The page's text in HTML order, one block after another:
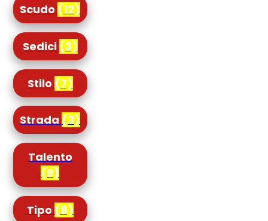
Scudo (12)
Sedici (3)
Stilo (7)
Strada (3)
Talento
(9)
Tipo (8)